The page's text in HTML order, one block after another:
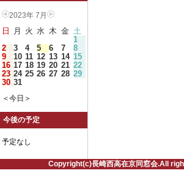
2023年 7月
日 月 火 水 木 金 土
1
2
3 4 5 6 7
8
9
10 11 12 13 14 15
16 17 18 19 20 21 22
23 24 25 26 27 28 29
30 31
＜今日＞
今後の予定
予定なし
Copyright(c)長崎西高在京同窓会.All